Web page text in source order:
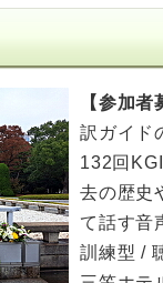
【参加
訳ガイド
132回
去の歴史
て話す音
訓練型 /